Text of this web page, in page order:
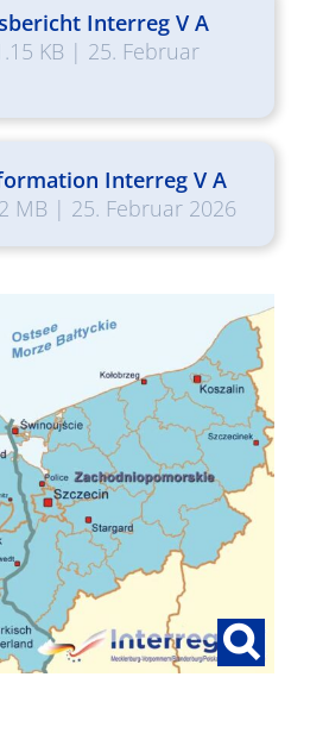
Interreg V A
KB | 25. Februar
Interreg V A
MB | 25. Februar 2026